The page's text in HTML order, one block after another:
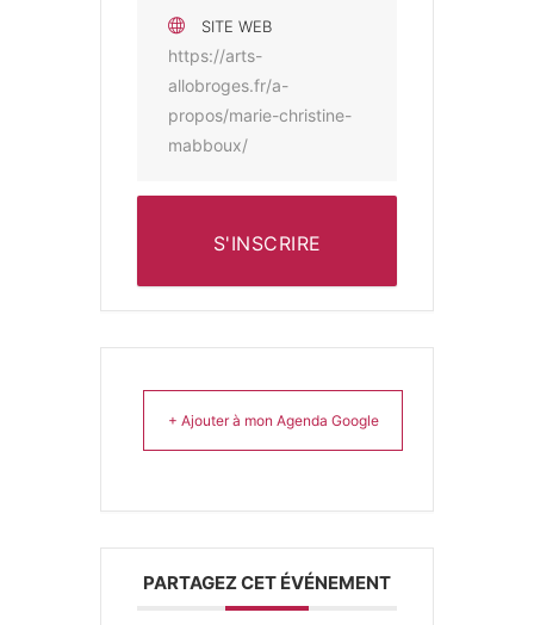
SITE WEB
https://arts-
allobroges.fr/a-
propos/marie-christine-
mabboux/
S'INSCRIRE
+ Ajouter à mon Agenda Google
PARTAGEZ CET ÉVÉNEMENT